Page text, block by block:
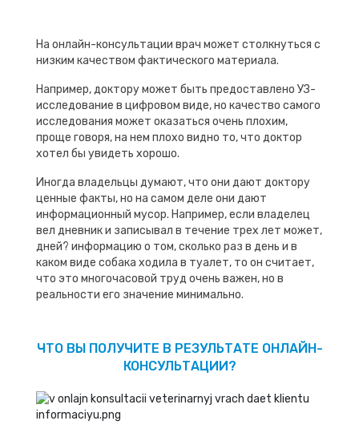
На онлайн-консультации врач может столкнуться с
низким качеством фактического материала.
Например, доктору может быть предоставлено УЗ-
исследование в цифровом виде, но качество самого
исследования может оказаться очень плохим,
проще говоря, на нем плохо видно то, что доктор
хотел бы увидеть хорошо.
Иногда владельцы думают, что они дают доктору
ценные факты, но на самом деле они дают
информационный мусор. Например, если владелец
вел дневник и записывал в течение трех лет может,
дней? информацию о том, сколько раз в день и в
каком виде собака ходила в туалет, то он считает,
что это многочасовой труд очень важен, но в
реальности его значение минимально.
ЧТО ВЫ ПОЛУЧИТЕ В РЕЗУЛЬТАТЕ ОНЛАЙН-
КОНСУЛЬТАЦИИ?